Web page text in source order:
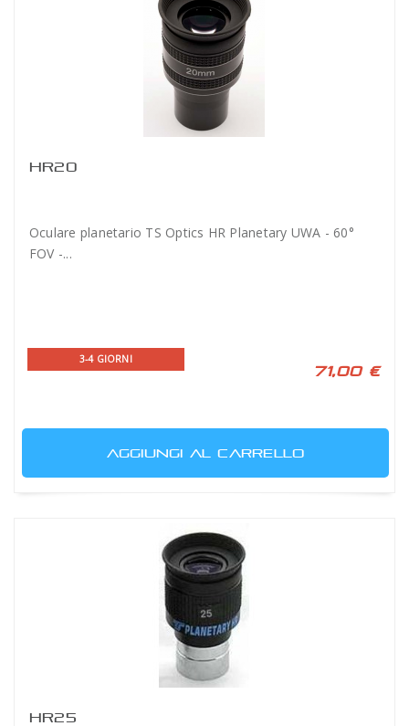
HR20
Oculare planetario TS Optics HR Planetary UWA - 60°
FOV -...
3-4 GIORNI
71,00 €
AGGIUNGI AL CARRELLO
HR25